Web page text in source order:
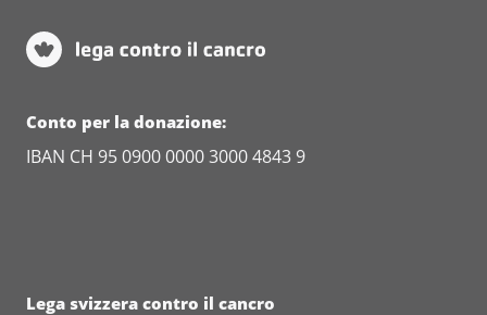
Conto per la donazione:
IBAN CH 95 0900 0000 3000 4843 9
Lega svizzera contro il cancro